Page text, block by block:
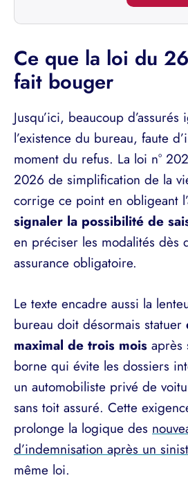
Ce que la loi du
fait bouger
Jusqu’ici, beaucoup d’assurés
l’existence du bureau, faute
moment du refus. La loi n°
2026 de simplification de la
corrige ce point en obligeant
signaler la possibilité de
en préciser les modalités dès
assurance obligatoire.
Le texte encadre aussi la
bureau doit désormais statuer
maximal de trois mois après
borne qui évite les dossiers
un automobiliste privé de
sans toit assuré. Cette
prolonge la logique des
d’indemnisation après un
même loi.